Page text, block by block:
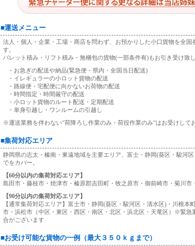
■運送メニュー
法人・個人・企業・工場・商店を問わず、お預かりした小口貨物を全国
す。
パレット積み・リフト積み・無梱包の貨物(一部条件有)もお引き受け致し
・お急ぎの配送や納品(緊急便・県内・全国当日配送)
・イレギュラーの小ロット貨物の配送
・路線便・宅配便に向かないお荷物の配送
・時間指定・時間厳守の配送
・小ロット貨物のルート配送・定期配送
・単身引越し・ワンルームの引越し
※運送業務を伴わない“荷降ろし作業のみ・荷役作業のみ“はお受けして
■集荷対応エリア
静岡県の志太・榛南・東遠地域を主要エリア、富士・静岡(葵区・駿河
でをカバー。
【60分以内の集荷対応エリア】
島田市・藤枝市・焼津市・榛原郡吉田町・牧之原市・御前崎市・菊川市
【90分以内の集荷対応エリア】
【通常集荷対応エリア】富士市・静岡(葵区・駿河区・清水区)・川根本
市・浜松市（中区・東区・西区・南区・北区・浜北区・天竜区）※緊急
合がございます
■お受け可能な貨物の一例（最大３５０ｋｇまで）